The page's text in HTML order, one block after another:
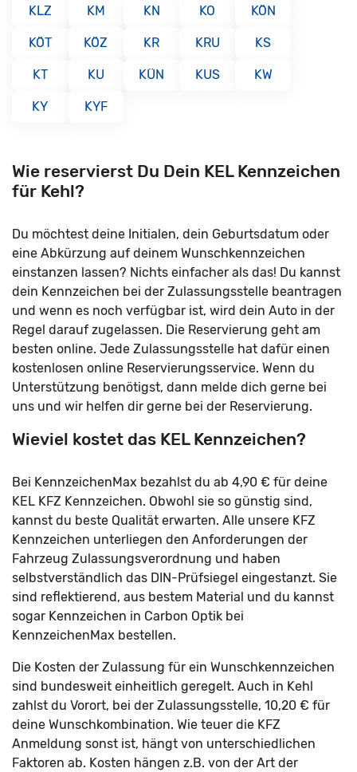
KLZ KM KN KO KÖN
KÖT KÖZ KR KRU KS
KT KU KÜN KUS KW
KY KYF
Wie reservierst Du Dein KEL Kennzeichen
für Kehl?
Du möchtest deine Initialen, dein Geburtsdatum oder
eine Abkürzung auf deinem Wunschkennzeichen
einstanzen lassen? Nichts einfacher als das! Du kannst
dein Kennzeichen bei der Zulassungsstelle beantragen
und wenn es noch verfügbar ist, wird dein Auto in der
Regel darauf zugelassen. Die Reservierung geht am
besten online. Jede Zulassungsstelle hat dafür einen
kostenlosen online Reservierungsservice. Wenn du
Unterstützung benötigst, dann melde dich gerne bei
uns und wir helfen dir gerne bei der Reservierung.
Wieviel kostet das KEL Kennzeichen?
Bei KennzeichenMax bezahlst du ab 4,90 € für deine
KEL KFZ Kennzeichen. Obwohl sie so günstig sind,
kannst du beste Qualität erwarten. Alle unsere KFZ
Kennzeichen unterliegen den Anforderungen der
Fahrzeug Zulassungsverordnung und haben
selbstverständlich das DIN-Prüfsiegel eingestanzt. Sie
sind reflektierend, aus bestem Material und du kannst
sogar Kennzeichen in Carbon Optik bei
KennzeichenMax bestellen.
Die Kosten der Zulassung für ein Wunschkennzeichen
sind bundesweit einheitlich geregelt. Auch in Kehl
zahlst du Vorort, bei der Zulassungsstelle, 10,20 € für
deine Wunschkombination. Wie teuer die KFZ
Anmeldung sonst ist, hängt von unterschiedlichen
Faktoren ab. Kosten hängen z.B. von der Art der